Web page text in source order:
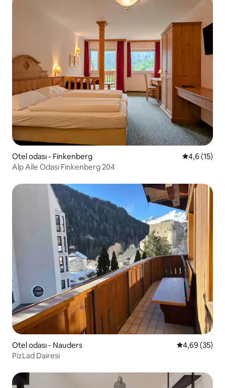
Otel odası - Finkenberg 54,6 (15)
Alp Aile Odası Finkenberg 204
Otel odası - Nauders 5 üzerinden
4,69 (35)
PizLad Dairesi